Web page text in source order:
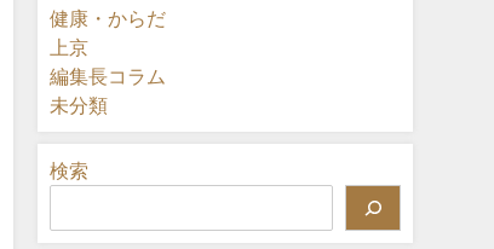
健康・からだ
上京
編集長コラム
未分類
検索